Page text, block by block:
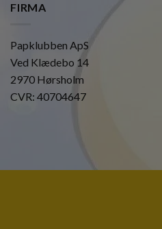
FIRMA
Papklubben ApS
Ved Klædebo 14
2970 Hørsholm
CVR: 40704647